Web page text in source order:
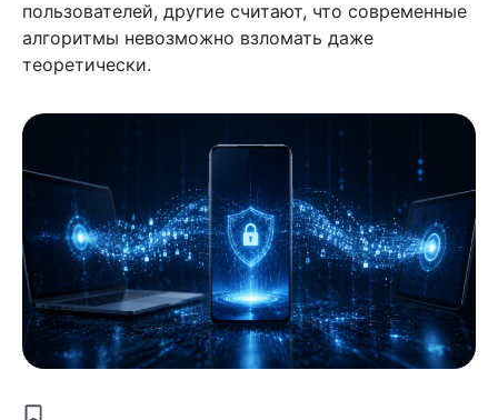
пользователей, другие считают, что современные
алгоритмы невозможно взломать даже
теоретически.